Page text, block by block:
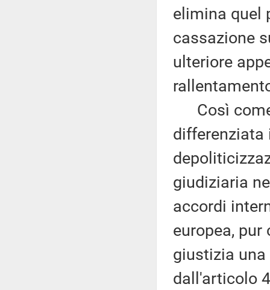
elimina quel
cassazione
ulteriore
Così come
differenziata
giudiziaria
accordi
europea,
giustizia
dall'articolo